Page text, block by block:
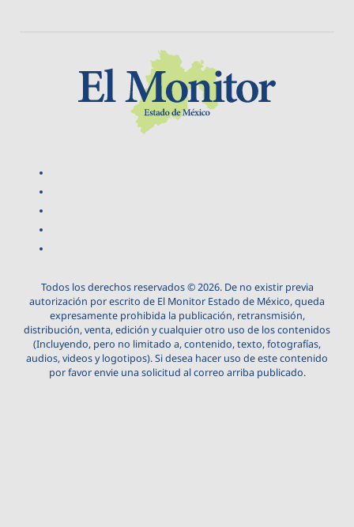
Todos los derechos reservados © 2026. De no existir previa
autorización por escrito de El Monitor Estado de México, queda
expresamente prohibida la publicación, retransmisión,
distribución, venta, edición y cualquier otro uso de los contenidos
(Incluyendo, pero no limitado a, contenido, texto, fotografías,
audios, videos y logotipos). Si desea hacer uso de este contenido
por favor envie una solicitud al correo arriba publicado.